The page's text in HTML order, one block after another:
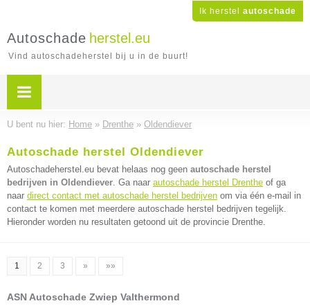
Ik herstel autoschade
Autoschade herstel.eu
Vind autoschadeherstel bij u in de buurt!
U bent nu hier: Home » Drenthe » Oldendiever
Autoschade herstel Oldendiever
Autoschadeherstel.eu bevat helaas nog geen autoschade herstel
bedrijven in Oldendiever. Ga naar autoschade herstel Drenthe of ga
naar direct contact met autoschade herstel bedrijven om via één e-mail in
contact te komen met meerdere autoschade herstel bedrijven tegelijk.
Hieronder worden nu resultaten getoond uit de provincie Drenthe.
1 2 3 » »»
ASN Autoschade Zwiep Valthermond